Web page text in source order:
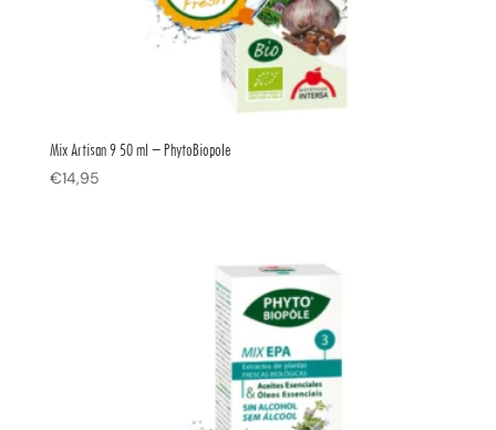
Mix Artisan 9 50 ml – PhytoBiopole
€14,95